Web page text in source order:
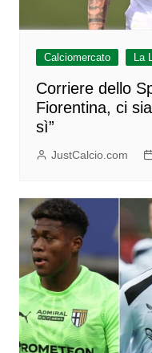
Calciomercato La
Corriere dello
Fiorentina, ci
sì”
JustCalcio.com